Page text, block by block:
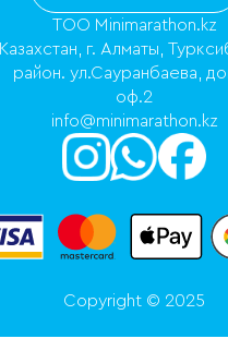
ТОО Minimarathon.kz
Казахстан, г. Алматы,
район. ул.Сауранбаева,
оф.2
info@minimarathon.kz
Copyright © 2025